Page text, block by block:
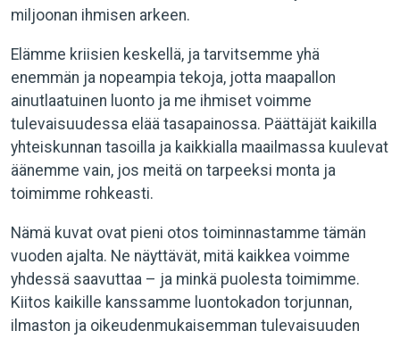
miljoonan ihmisen arkeen.
Elämme kriisien keskellä, ja tarvitsemme yhä
enemmän ja nopeampia tekoja, jotta maapallon
ainutlaatuinen luonto ja me ihmiset voimme
tulevaisuudessa elää tasapainossa. Päättäjät kaikilla
yhteiskunnan tasoilla ja kaikkialla maailmassa kuulevat
äänemme vain, jos meitä on tarpeeksi monta ja
toimimme rohkeasti.
Nämä kuvat ovat pieni otos toiminnastamme tämän
vuoden ajalta. Ne näyttävät, mitä kaikkea voimme
yhdessä saavuttaa – ja minkä puolesta toimimme.
Kiitos kaikille kanssamme luontokadon torjunnan,
ilmaston ja oikeudenmukaisemman tulevaisuuden